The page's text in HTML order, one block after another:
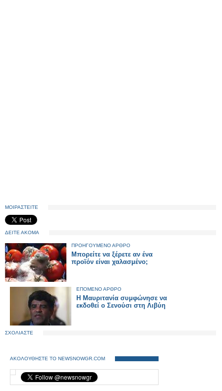
ΜΟΙΡΑΣΤΕΙΤΕ
ΔΕΙΤΕ ΑΚΟΜΑ
ΠΡΟΗΓΟΥΜΕΝΟ ΑΡΘΡΟ
Μπορείτε να ξέρετε αν ένα
προϊόν είναι χαλασμένο;
ΕΠΟΜΕΝΟ ΑΡΘΡΟ
H Μαυριτανία συμφώνησε να
εκδοθεί ο Σενούσι στη Λιβύη
ΣΧΟΛΙΑΣΤΕ
ΑΚΟΛΟΥΘΗΣΤΕ ΤΟ NEWSNOWGR.COM